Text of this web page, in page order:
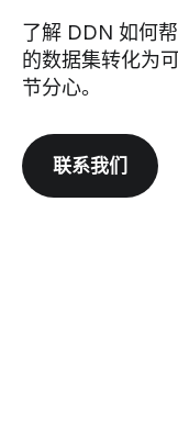
了解 DDN 如何
的数据集转化为
节分心。
联系我们